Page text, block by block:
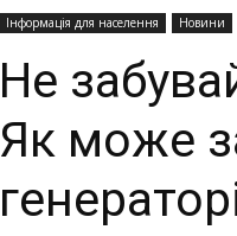
Інформація для населення Новини
Не
Як може